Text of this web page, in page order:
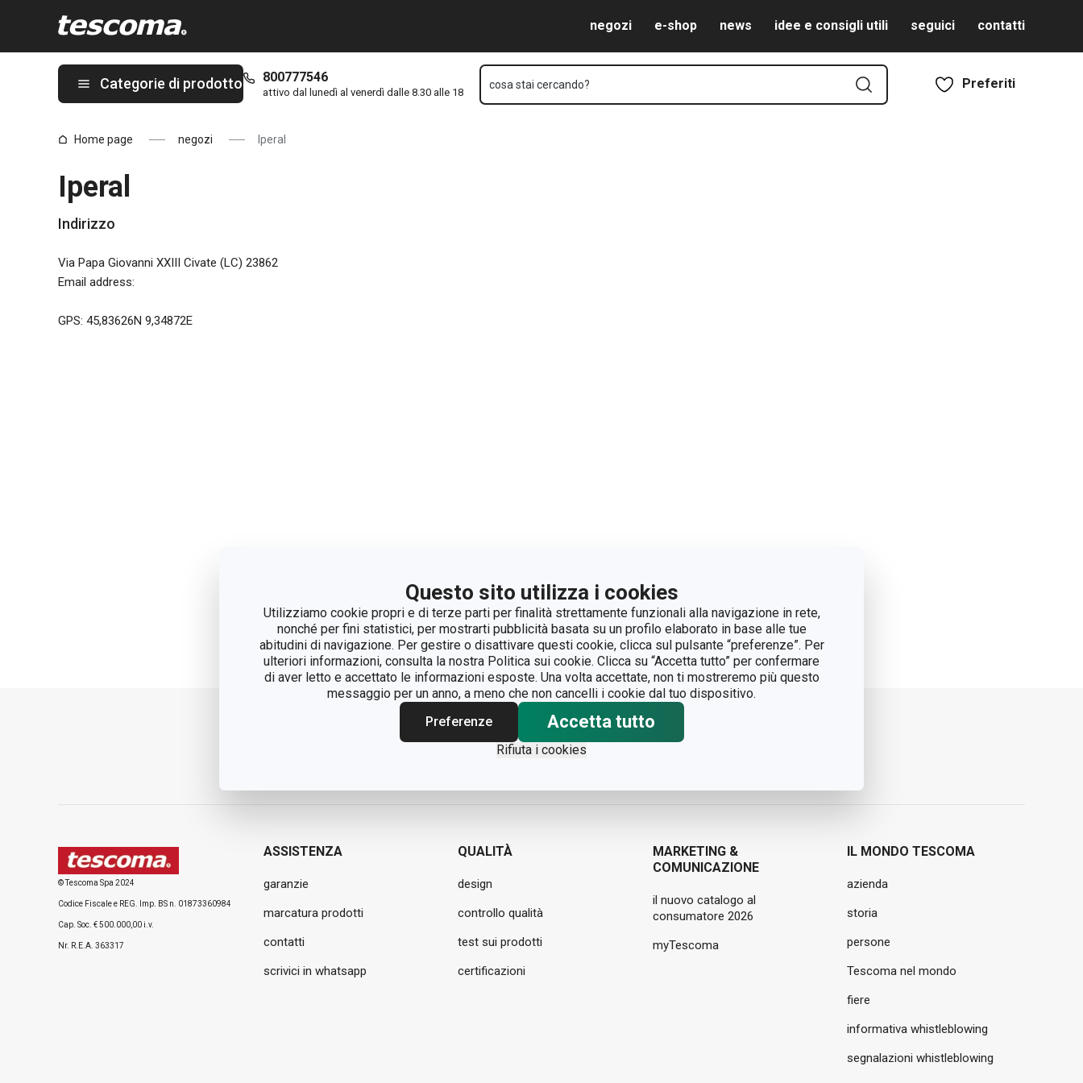
Questo sito utilizza i cookies
Utilizziamo cookie propri e di terze parti per finalità strettamente funzionali alla navigazione in rete,
nonché per fini statistici, per mostrarti pubblicità basata su un profilo elaborato in base alle tue
abitudini di navigazione. Per gestire o disattivare questi cookie, clicca sul pulsante “preferenze”. Per
ulteriori informazioni, consulta la nostra Politica sui cookie. Clicca su “Accetta tutto” per confermare
di aver letto e accettato le informazioni esposte. Una volta accettate, non ti mostreremo più questo
messaggio per un anno, a meno che non cancelli i cookie dal tuo dispositivo.
Preferenze
Accetta tutto
Rifiuta i cookies
negozi e-shop news idee e consigli utili seguici contatti
Categorie di prodotto 800777546
attivo dal lunedì al venerdì dalle 8.30 alle 18
cosa stai cercando? Preferiti
Home page negozi Iperal
Iperal
Indirizzo
Via Papa Giovanni XXIII Civate (LC) 23862
Email address:
GPS: 45,83626N 9,34872E
© Tescoma Spa 2024
Codice Fiscale e REG. Imp. BS n. 01873360984
Cap. Soc. € 500.000,00 i.v.
Nr. R.E.A. 363317
ASSISTENZA
garanzie
marcatura prodotti
contatti
scrivici in whatsapp
QUALITÀ
design
controllo qualità
test sui prodotti
certificazioni
MARKETING &
COMUNICAZIONE
il nuovo catalogo al
consumatore 2026
myTescoma
IL MONDO TESCOMA
azienda
storia
persone
Tescoma nel mondo
fiere
informativa whistleblowing
segnalazioni whistleblowing